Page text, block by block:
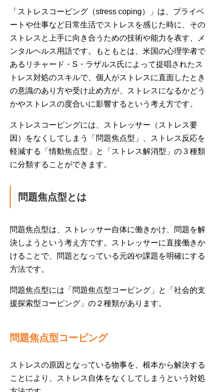
「ストレスコーピング（stress coping）」は、プライベ
ートや仕事など日常生活でストレスを感じた時に、その
ストレスと上手に向き合うための技術や能力を表す、メ
ンタルヘルス用語です。もともとは、米国の心理学者で
あるリチャード・S・ラザルス氏によって提唱されたス
トレス対処のスキルで、個人がストレスに直面したとき
の意識のあり方や受け止め方が、ストレスになるかどう
かやストレスの度合いに影響するという考え方です。
ストレスコーピングには、ストレッサー（ストレス要
因）をなくしてしまう「問題焦点型」、ストレス反応を
軽減する「情動焦点型」と「ストレス解消型」の３種類
に分類することができます。
問題焦点型とは
問題焦点型は、ストレッサー自体に働きかけ、問題を解
決しようという考え方です。ストレッサーに直接働きか
けることで、問題となっている元凶や課題を明確にする
方法です。
問題焦点型には「問題焦点型コーピング」と「社会的支
援探索型コーピング」の２種類があります。
問題焦点型コーピング
ストレスの原因となっている物事を、根本から解決する
ことにより、ストレス自体をなくしてしまうという対処